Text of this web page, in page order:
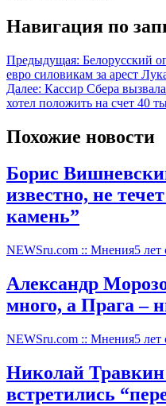
Навигация по
Предыдущая: Белорусский
евро силовикам за арест
Далее: Кассир Сбера
хотел положить на счет 40
Похожие новости
Борис
известно, не
камень”
NEWSru.com :: Мнения5 лет
Александр
много, а Прага –
NEWSru.com :: Мнения5 лет
Николай
встретились